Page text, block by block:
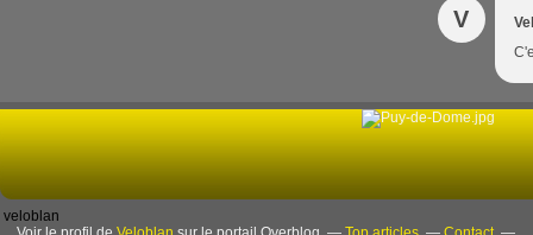
V
veloblan